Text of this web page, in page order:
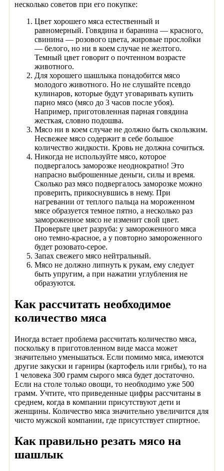
несколько советов при его покупке:
Цвет хорошего мяса естественный и
равномерный. Говядина и баранина — красного,
свинина — розового цвета, жировые прослойки
— белого, но ни в коем случае не желтого.
Темный цвет говорит о почтенном возрасте
животного.
Для хорошего шашлыка понадобится мясо
молодого животного. Но не слушайте псевдо
кулинаров, которые будут уговаривать купить
парно мясо (мясо до 3 часов после убоя).
Например, приготовленная парная говядина
жесткая, словно подошва.
Мясо ни в коем случае не должно быть скользким.
Несвежее мясо содержит в себе большое
количество жидкости. Кровь не должна сочиться.
Никогда не используйте мясо, которое
подвергалось заморозке неоднократно! Это
напрасно выброшенные деньги, силы и время.
Сколько раз мясо подвергалось заморозке можно
проверить, прикоснувшись в нему. При
нагревании от теплого пальца на мороженном
мясе образуется темное пятно, а несколько раз
замороженное мясо не изменит свой цвет.
Проверьте цвет разруба: у замороженного мяса
оно темно-красное, а у повторно замороженного
будет розовато-серое.
Запах свежего мясо нейтральный.
Мясо не должно липнуть к рукам, ему следует
быть упругим, а при нажатии углубления не
образуются.
Как рассчитать необходимое
количество мяса
Иногда встает проблема рассчитать количество мяса,
поскольку в приготовленном виде масса может
значительно уменьшаться. Если помимо мяса, имеются
другие закуски и гарниры (картофель или грибы), то на
1 человека 300 грамм сырого мяса будет достаточно.
Если на столе только овощи, то необходимо уже 500
грамм. Учтите, что приведенные цифры рассчитаны в
среднем, когда в компании присутствуют дети и
женщины. Количество мяса значительно увеличится для
чисто мужской компании, где присутствует спиртное.
Как правильно резать мясо на
шашлык